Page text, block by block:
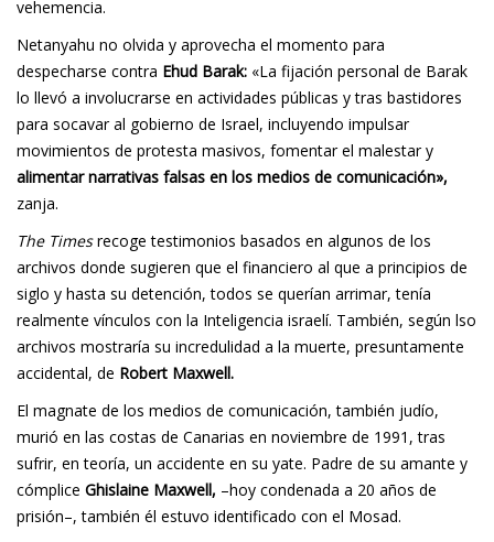
vehemencia.
Netanyahu no olvida y aprovecha el momento para
despecharse contra Ehud Barak: «La fijación personal de Barak
lo llevó a involucrarse en actividades públicas y tras bastidores
para socavar al gobierno de Israel, incluyendo impulsar
movimientos de protesta masivos, fomentar el malestar y
alimentar narrativas falsas en los medios de comunicación»,
zanja.
The Timesrecoge testimonios basados en algunos de los
archivos donde sugieren que el financiero al que a principios de
siglo y hasta su detención, todos se querían arrimar, tenía
realmente vínculos con la Inteligencia israelí. También, según lso
archivos mostraría su incredulidad a la muerte, presuntamente
accidental, de Robert Maxwell.
El magnate de los medios de comunicación, también judío,
murió en las costas de Canarias en noviembre de 1991, tras
sufrir, en teoría, un accidente en su yate. Padre de su amante y
cómplice Ghislaine Maxwell, –hoy condenada a 20 años de
prisión–, también él estuvo identificado con el Mosad.